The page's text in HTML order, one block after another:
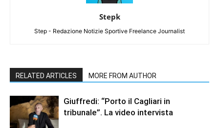
Stepk
Step - Redazione Notizie Sportive Freelance Journalist
RELATED ARTICLES MORE FROM AUTHOR
Giuffredi: “Porto il Cagliari in
tribunale”. La video intervista